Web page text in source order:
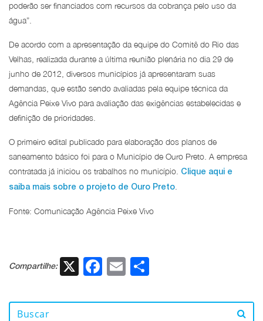
poderão ser financiados com recursos da cobrança pelo uso da
água”.
De acordo com a apresentação da equipe do Comitê do Rio das
Velhas, realizada durante a última reunião plenária no dia 29 de
junho de 2012, diversos municípios já apresentaram suas
demandas, que estão sendo avaliadas pela equipe técnica da
Agência Peixe Vivo para avaliação das exigências estabelecidas e
definição de prioridades.
O primeiro edital publicado para elaboração dos planos de
saneamento básico foi para o Município de Ouro Preto. A empresa
contratada já iniciou os trabalhos no município. Clique aqui e
saiba mais sobre o projeto de Ouro Preto
Fonte: Comunicação Agência Peixe Vivo
Compartilhe: X Facebook
Email